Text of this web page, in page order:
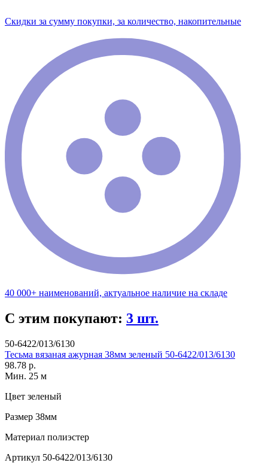
Скидки за сумму покупки, за количество, накопительные
40 000+ наименований, актуальное наличие на складе
С этим покупают: 3 шт.
50-6422/013/6130
Тесьма вязаная ажурная 38мм зеленый 50-6422/013/6130
98.78 р.
Мин. 25 м
Цвет зеленый
Размер 38мм
Материал полиэстер
Артикул 50-6422/013/6130